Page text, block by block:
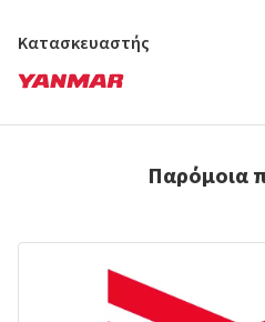
Κατασκευαστής
Παρόμοια